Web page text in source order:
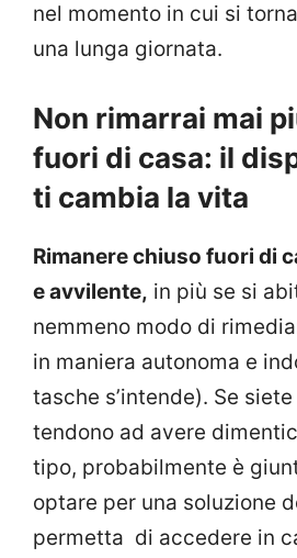
nel momento in cui si
una lunga giornata.
Non rimarrai mai
fuori di casa: il
ti cambia la vita
Rimanere chiuso fuori di
e avvilente, in più se si
nemmeno modo di
in maniera autonoma e
tasche s’intende). Se
tendono ad avere
tipo, probabilmente è
optare per una soluzione
permetta di accedere in